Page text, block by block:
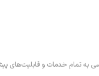
به تمام خدمات و قابلیت‌های